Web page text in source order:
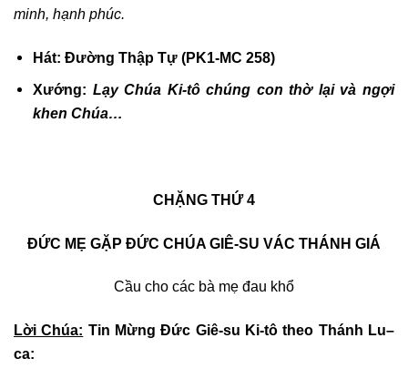
minh, hạnh phúc.
Hát:Đường Thập Tự (PK1-MC 258)
Xướng: Lạy Chúa Ki-tô chúng con thờ lại và ngợi
khen Chúa…
CHẶNG THỨ 4
ĐỨC MẸ GẶP ĐỨC CHÚA GIÊ-SU VÁC THÁNH GIÁ
Cầu cho các bà mẹ đau khổ
Lời Chúa: Tin MừngĐức Giê-su Ki-tô theo Thánh Lu–
ca: